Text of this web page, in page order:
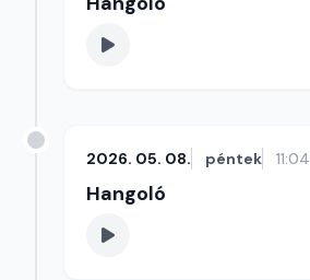
2026. 05. 08. péntek 11:04
Hangoló